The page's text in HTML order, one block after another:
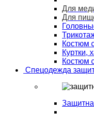
Для
Для
Костюм
Куртки,
Костюм
Спецодежда